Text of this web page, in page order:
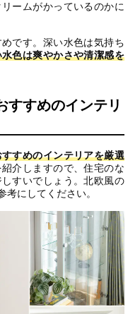
ームがかっているのかに
です。深い水色は気持ち
色は爽やかさや清潔感を
すすめのインテリ
すめのインテリアを厳選
介しますので、住宅のな
すいでしょう。北欧風の
にしてください。